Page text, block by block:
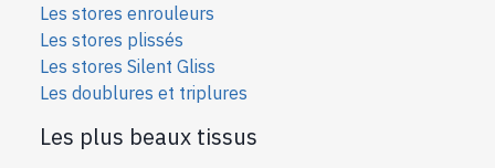
Les stores enrouleurs
Les stores plissés
Les stores Silent Gliss
Les doublures et triplures
Les plus beaux tissus